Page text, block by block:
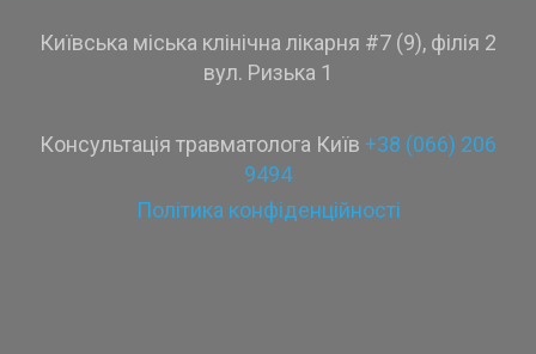
Київська міська клінічна лікарня #7 (9), філія 2
вул. Ризька 1
Консультація травматолога Київ +38 (066) 206
9494
Політика конфіденційності